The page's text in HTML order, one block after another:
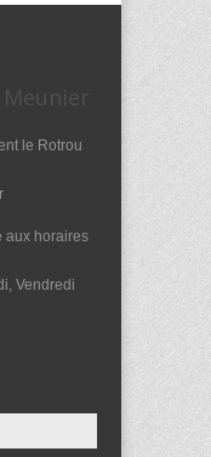
le Rotrou
aux horaires
Vendredi